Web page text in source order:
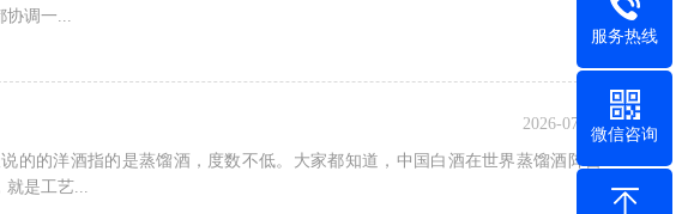
协调一...
2026-07-21
的洋酒指的是蒸馏酒，度数不低。大家都知道，中国白酒在世界蒸馏酒阵营
就是工艺...
服务热线
微信咨询